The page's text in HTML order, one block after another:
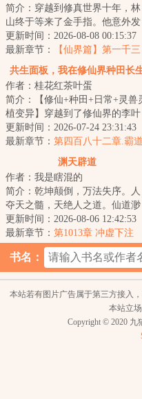
简介：穿越到修真世界十年，林
山终于等来了金手指。他意外发
现了自己有强化的能力。无论功
法，丹药，法宝...
更新时间：2026-08-08 00:15:37
最新章节：
【仙界篇】第一千三
百八十六章 阳神蜕变，湮炽召唤
共生面板，我在修仙界种田长
作者：桂花红茶叶蛋
简介：【修仙+种田+日常+灵兽
植变异】穿越到了修仙界的李叶
获得了五色的绑定面板，能够将
灵兽和灵植进...
更新时间：2026-07-24 23:31:43
最新章节： 第四百八十二章.霸道
渊天辟道
作者：我是瞎混的
简介：乾坤颠倒，万法失序。人
夺天之髓，天绝人之道。仙道渺
渺，永生空空，我自辟道而行，
于深渊中见永生...
更新时间：2026-08-06 12:42:53
最新章节： 第1013章 冲虚下注
书名：
本站若有图片广告属于第三方接入
本站立
Copyright © 2020 九